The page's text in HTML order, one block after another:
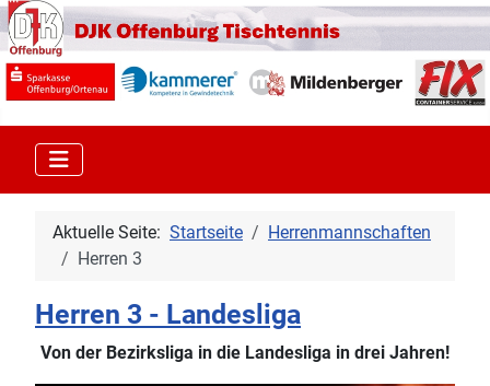
Aktuelle Seite: Startseite
Herrenmannschaften
Herren 3
Herren 3 - Landesliga
Von der Bezirksliga in die Landesliga in drei Jahren!